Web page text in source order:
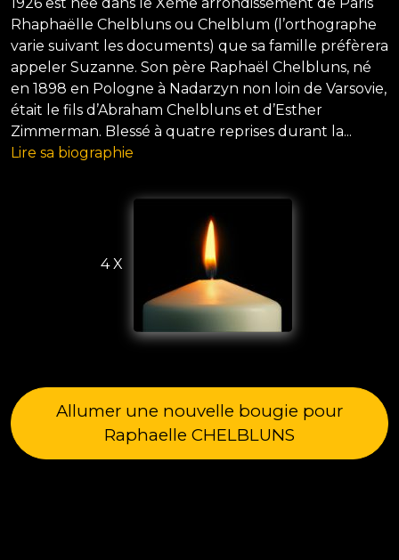
Rhaphaëlle Chelbluns ou Chelblum (l’orthographe
varie suivant les documents) que sa famille préfèrera
appeler Suzanne. ​Son père Raphaël Chelbluns, né
en 1898 en Pologne à Nadarzyn non loin de Varsovie,
était le fils d’Abraham Chelbluns et d’Esther
Zimmerman. Blessé à quatre reprises durant la...
Lire sa biographie
4 X
Allumer une nouvelle bougie pour
Raphaelle CHELBLUNS